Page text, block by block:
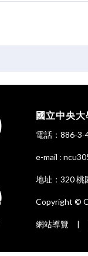
國立中央
電話：886-
e-mail :
地址：320 桃
Copyright ©
網站導覽 |